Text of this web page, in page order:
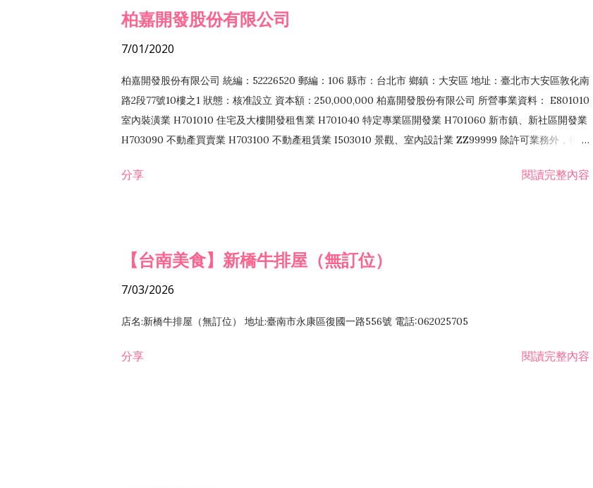
柏嘉開發股份有限公司
7/01/2020
柏嘉開發股份有限公司 統編：52226520 郵編：106 縣市：台北市 鄉鎮：大安區 地址：臺北市大安區敦化南
路2段77號10樓之1 狀態：核准設立 資本額：250,000,000 柏嘉開發股份有限公司 所營事業資料： E801010
室內裝潢業 H701010 住宅及大樓開發租售業 H701040 特定專業區開發業 H701060 新市鎮、新社區開發業
H703090 不動產買賣業 H703100 不動產租賃業 I503010 景觀、室內設計業 ZZ99999 除許可業務外，得經
分享 閱讀完整內容
【台南美食】新橋牛排屋（無訂位）
7/03/2026
店名:新橋牛排屋（無訂位） 地址:臺南市永康區復國一路556號 電話:062025705
分享 閱讀完整內容